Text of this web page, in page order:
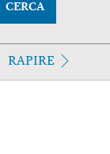
CERCA
RAPIRE